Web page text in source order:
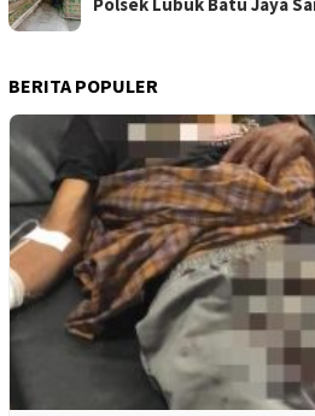
BERITA POPULER